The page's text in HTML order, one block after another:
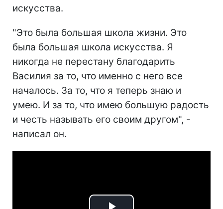
искусства.
"Это была большая школа жизни. Это
была большая школа искусства. Я
никогда не перестану благодарить
Василия за то, что именно с него все
началось. За то, что я теперь знаю и
умею. И за то, что имею большую радость
и честь называть его своим другом", -
написал он.